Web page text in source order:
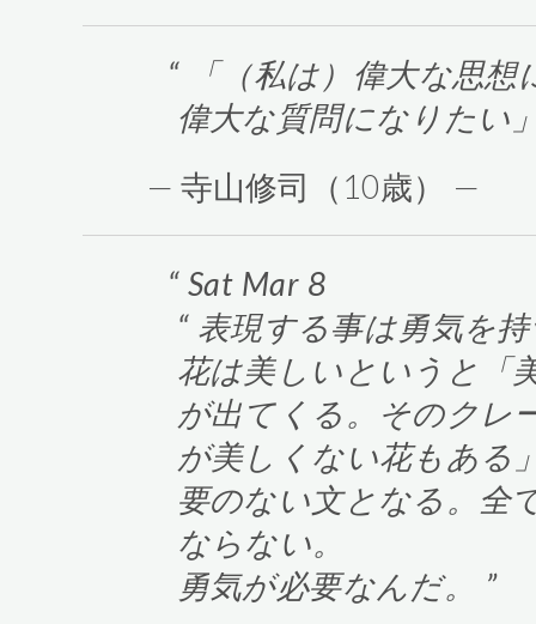
「（私は）偉大な思想
偉大な質問になりたい
— 寺山修司（10歳） —
Sat Mar 8
“ 表現する事は勇気を
花は美しいというと「
が出てくる。そのクレ
が美しくない花もある
要のない文となる。全
ならない。
勇気が必要なんだ。